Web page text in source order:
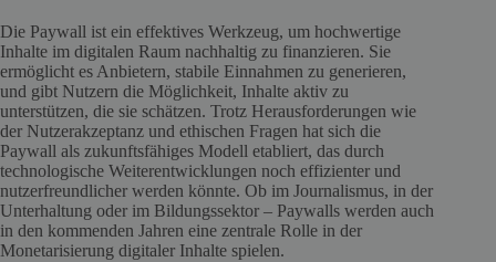
Die Paywall ist ein effektives Werkzeug, um hochwertige
Inhalte im digitalen Raum nachhaltig zu finanzieren. Sie
ermöglicht es Anbietern, stabile Einnahmen zu generieren,
und gibt Nutzern die Möglichkeit, Inhalte aktiv zu
unterstützen, die sie schätzen. Trotz Herausforderungen wie
der Nutzerakzeptanz und ethischen Fragen hat sich die
Paywall als zukunftsfähiges Modell etabliert, das durch
technologische Weiterentwicklungen noch effizienter und
nutzerfreundlicher werden könnte. Ob im Journalismus, in der
Unterhaltung oder im Bildungssektor – Paywalls werden auch
in den kommenden Jahren eine zentrale Rolle in der
Monetarisierung digitaler Inhalte spielen.